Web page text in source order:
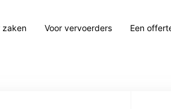
zaken Voor vervoerders Een